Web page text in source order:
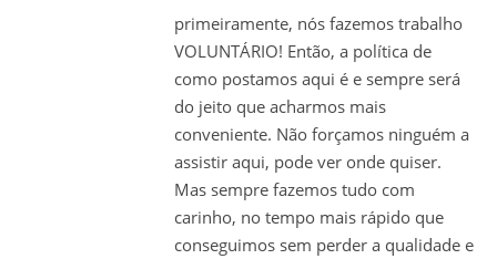
primeiramente, nós fazemos trabalho
VOLUNTÁRIO! Então, a política de
como postamos aqui é e sempre será
do jeito que acharmos mais
conveniente. Não forçamos ninguém a
assistir aqui, pode ver onde quiser.
Mas sempre fazemos tudo com
carinho, no tempo mais rápido que
conseguimos sem perder a qualidade e